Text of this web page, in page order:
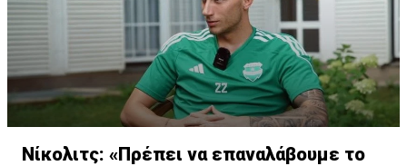
Νίκολιτς: «Πρέπει να επαναλάβουμε το